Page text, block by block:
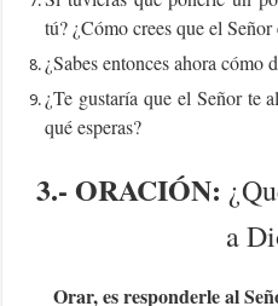
tú? ¿Cómo crees que el
¿Sabes entonces ahora cómo
¿Te gustaría que el Señor te
qué esperas?
3.- ORACIÓN:
a
Orar, es responderle al